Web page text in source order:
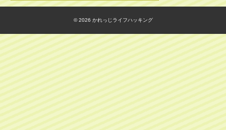
© 2026 かれっじライフハッキング